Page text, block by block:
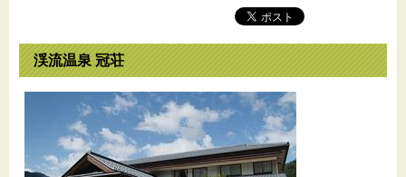
渓流温泉 冠荘